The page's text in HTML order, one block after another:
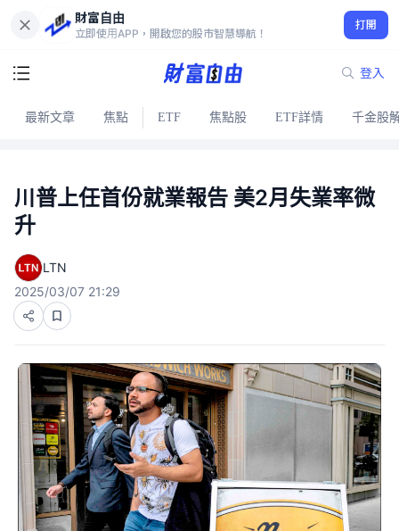
財富自由
立即使用APP，開啟您的股市智慧導航！
打開
登入
最新文章 焦點 ETF 焦點股 ETF詳情 千金股
川普上任首份就業報告 美2月失業率微
升
LTN
2025/03/07 21:29